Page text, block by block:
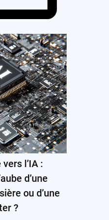
l’IA :
d’une
ou d’une
?